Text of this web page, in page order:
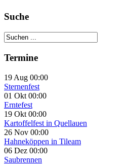
Suche
Termine
19 Aug 00:00
Sternenfest
01 Okt 00:00
Erntefest
19 Okt 00:00
Kartoffelfest in Quellauen
26 Nov 00:00
Hahneköppen in Tileam
06 Dez 00:00
Saubrennen